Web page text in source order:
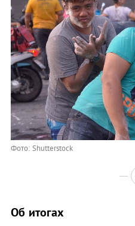
Фото: Shutterstock
Об итогах